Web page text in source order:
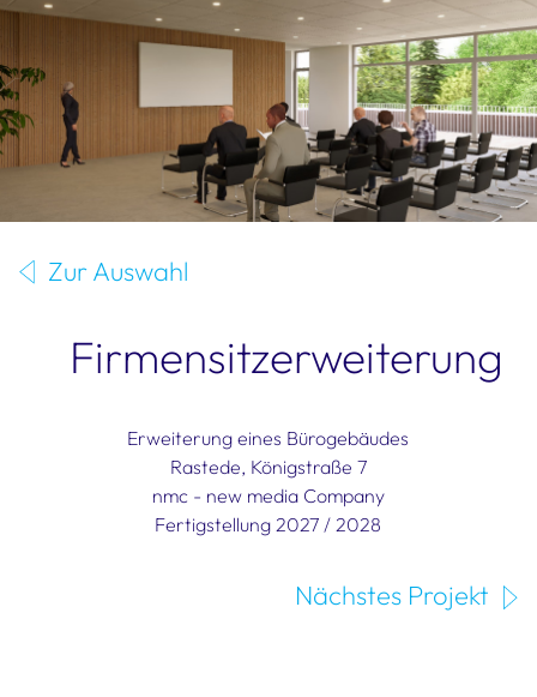
Zur Auswahl
Firmensitzerweiterung
Erweiterung eines Bürogebäudes
Rastede, Königstraße 7
nmc - new media Company
Fertigstellung 2027 / 2028
Nächstes Projekt